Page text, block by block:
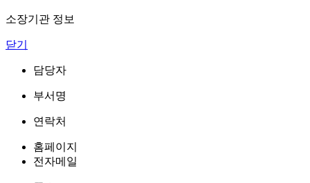
소장기관 정보
닫기
담당자
부서명
연락처
홈페이지
전자메일